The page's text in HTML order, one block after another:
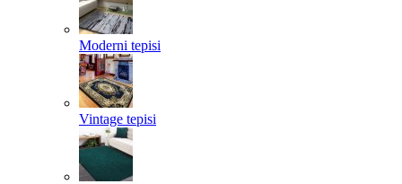
Moderni tepisi
Vintage tepisi